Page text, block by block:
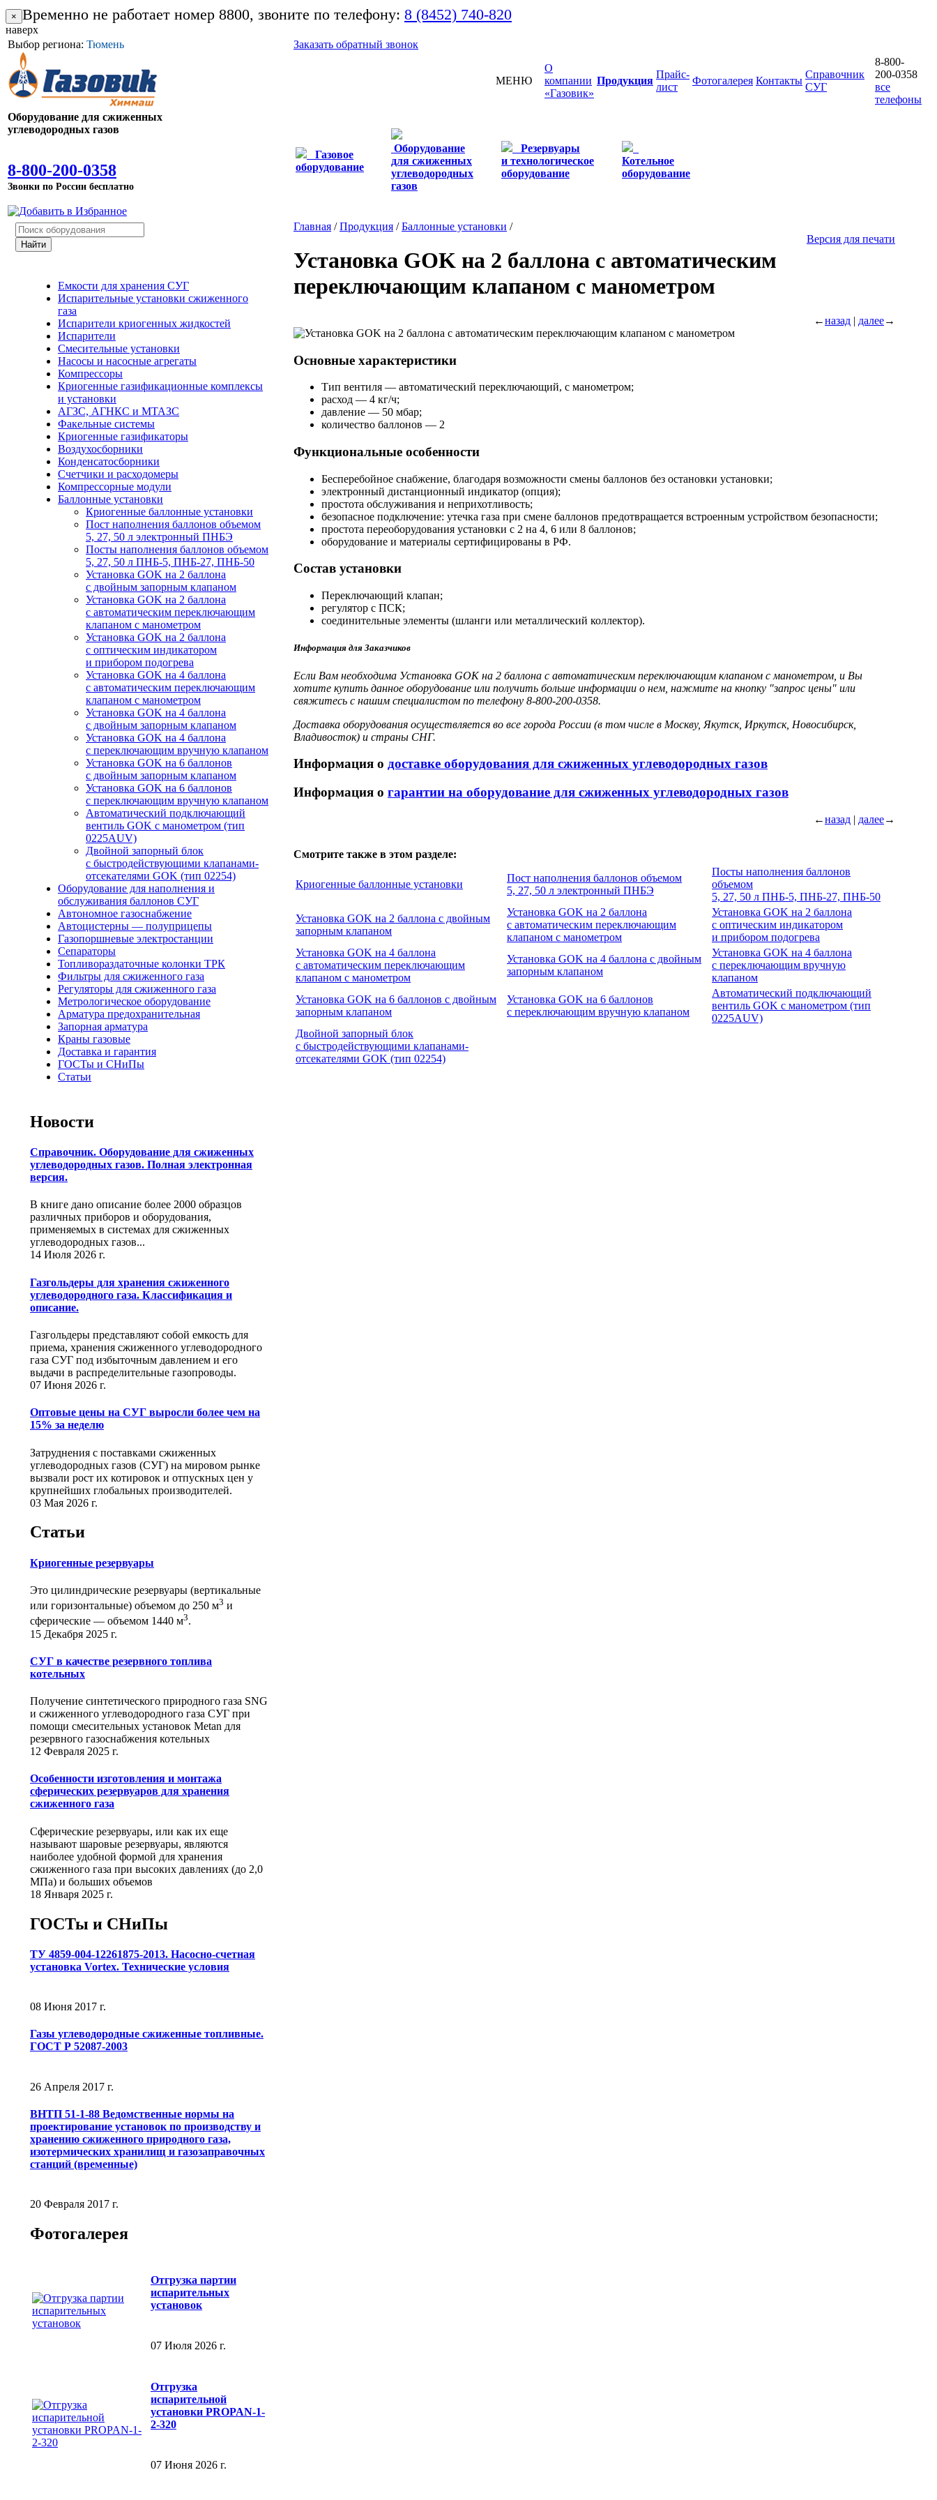
× Временно не работает номер 8800, звоните по телефону: 8 (8452) 740-820
наверх
Выбор региона: Тюмень
Оборудование для сжиженных
углеводородных газов
8-800-200-0358
Звонки по России бесплатно
Заказать обратный звонок
МЕНЮ
О
компании
«Газовик»
Продукция
Прайс-
лист
Фотогалерея Контакты
Справочник
СУГ
8-800-
200-0358
все
телефоны
Газовое
оборудование
Оборудование
для сжиженных
углеводородных
газов
Резервуары
и технологическое
оборудование
Котельное
оборудование
Емкости для хранения СУГ
Испарительные установки сжиженного
газа
Испарители криогенных жидкостей
Испарители
Смесительные установки
Насосы и насосные агрегаты
Компрессоры
Криогенные газификационные комплексы
и установки
АГЗС, АГНКС и МТАЗС
Факельные системы
Криогенные газификаторы
Воздухосборники
Конденсатосборники
Счетчики и расходомеры
Компрессорные модули
Баллонные установки
Криогенные баллонные установки
Пост наполнения баллонов объемом
5, 27, 50 л электронный ПНБЭ
Посты наполнения баллонов объемом
5, 27, 50 л ПНБ-5, ПНБ-27, ПНБ-50
Установка GOK на 2 баллона
с двойным запорным клапаном
Установка GOK на 2 баллона
с автоматическим переключающим
клапаном с манометром
Установка GOK на 2 баллона
с оптическим индикатором
и прибором подогрева
Установка GOK на 4 баллона
с автоматическим переключающим
клапаном с манометром
Установка GOK на 4 баллона
с двойным запорным клапаном
Установка GOK на 4 баллона
с переключающим вручную клапаном
Установка GOK на 6 баллонов
с двойным запорным клапаном
Установка GOK на 6 баллонов
с переключающим вручную клапаном
Автоматический подключающий
вентиль GOK с манометром (тип
0225AUV)
Двойной запорный блок
с быстродействующими клапанами-
отсекателями GOK (тип 02254)
Оборудование для наполнения и
обслуживания баллонов СУГ
Автономное газоснабжение
Автоцистерны — полуприцепы
Газопоршневые электростанции
Сепараторы
Топливораздаточные колонки ТРК
Фильтры для сжиженного газа
Регуляторы для сжиженного газа
Метрологическое оборудование
Арматура предохранительная
Запорная арматура
Краны газовые
Доставка и гарантия
ГОСТы и СНиПы
Статьи
Новости
Справочник. Оборудование для сжиженных
углеводородных газов. Полная электронная
версия.
В книге дано описание более 2000 образцов
различных приборов и оборудования,
применяемых в системах для сжиженных
углеводородных газов...
14 Июля 2026 г.
Газгольдеры для хранения сжиженного
углеводородного газа. Классификация и
описание.
Газгольдеры представляют собой емкость для
приема, хранения сжиженного углеводородного
газа СУГ под избыточным давлением и его
выдачи в распределительные газопроводы.
07 Июня 2026 г.
Оптовые цены на СУГ выросли более чем на
15% за неделю
Затруднения с поставками сжиженных
углеводородных газов (СУГ) на мировом рынке
вызвали рост их котировок и отпускных цен у
крупнейших глобальных производителей.
03 Мая 2026 г.
Статьи
Криогенные резервуары
Это цилиндрические резервуары (вертикальные
или горизонтальные) объемом до 250 м3 и
сферические ― объемом 1440 м3.
15 Декабря 2025 г.
СУГ в качестве резервного топлива
котельных
Получение синтетического природного газа SNG
и сжиженного углеводородного газа СУГ при
помощи смесительных установок Metan для
резервного газоснабжения котельных
12 Февраля 2025 г.
Особенности изготовления и монтажа
сферических резервуаров для хранения
сжиженного газа
Сферические резервуары, или как их еще
называют шаровые резервуары, являются
наиболее удобной формой для хранения
сжиженного газа при высоких давлениях (до 2,0
МПа) и больших объемов
18 Января 2025 г.
ГОСТы и СНиПы
ТУ 4859-004-12261875-2013. Насосно-счетная
установка Vortex. Технические условия
08 Июня 2017 г.
Газы углеводородные сжиженные топливные.
ГОСТ Р 52087-2003
26 Апреля 2017 г.
ВНТП 51-1-88 Ведомственные нормы на
проектирование установок по производству и
хранению сжиженного природного газа,
изотермических хранилищ и газозаправочных
станций (временные)
20 Февраля 2017 г.
Фотогалерея
Отгрузка партии
испарительных
установок
07 Июля 2026 г.
Отгрузка
испарительной
установки PROPAN-1-
2-320
07 Июня 2026 г.
Главная /Продукция /Баллонные установки /
Версия для печати
Установка GOK на 2 баллона с автоматическим
переключающим клапаном с манометром
←назад | далее→
Основные характеристики
Тип вентиля — автоматический переключающий, с манометром;
расход — 4 кг/ч;
давление — 50 мбар;
количество баллонов — 2
Функциональные особенности
Бесперебойное снабжение, благодаря возможности смены баллонов без остановки установки;
электронный дистанционный индикатор (опция);
простота обслуживания и неприхотливость;
безопасное подключение: утечка газа при смене баллонов предотвращается встроенным устройством безопасности;
простота переоборудования установки с 2 на 4, 6 или 8 баллонов;
оборудование и материалы сертифицированы в РФ.
Состав установки
Переключающий клапан;
регулятор с ПСК;
соединительные элементы (шланги или металлический коллектор).
Информация для Заказчиков
Если Вам необходима Установка GOK на 2 баллона с автоматическим переключающим клапаном с манометром, и Вы
хотите купить данное оборудование или получить больше информации о нем, нажмите на кнопку "запрос цены" или
свяжитесь с нашим специалистом по телефону 8-800-200-0358.
Доставка оборудования осуществляется во все города России (в том числе в Москву, Якутск, Иркутск, Новосибирск,
Владивосток) и страны СНГ.
Информация о доставке оборудования для сжиженных углеводородных газов
Информация о гарантии на оборудование для сжиженных углеводородных газов
←назад | далее→
Смотрите также в этом разделе:
Криогенные баллонные установки
Пост наполнения баллонов объемом
5, 27, 50 л электронный ПНБЭ
Посты наполнения баллонов
объемом
5, 27, 50 л ПНБ-5, ПНБ-27, ПНБ-50
Установка GOK на 2 баллона с двойным
запорным клапаном
Установка GOK на 2 баллона
с автоматическим переключающим
клапаном с манометром
Установка GOK на 2 баллона
с оптическим индикатором
и прибором подогрева
Установка GOK на 4 баллона
с автоматическим переключающим
клапаном с манометром
Установка GOK на 4 баллона с двойным
запорным клапаном
Установка GOK на 4 баллона
с переключающим вручную
клапаном
Установка GOK на 6 баллонов с двойным
запорным клапаном
Установка GOK на 6 баллонов
с переключающим вручную клапаном
Автоматический подключающий
вентиль GOK с манометром (тип
0225AUV)
Двойной запорный блок
с быстродействующими клапанами-
отсекателями GOK (тип 02254)